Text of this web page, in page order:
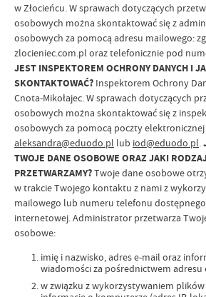
w Złocieńcu. W sprawach dotyczących
osobowych można skontaktować się z
osobowych za pomocą adresu mailowego:
zlocieniec.com.pl oraz telefonicznie pod
JEST INSPEKTOREM OCHRONY DANYCH I
SKONTAKTOWAĆ? Inspektorem Ochrony
Cnota-Mikołajec. W sprawach dotyczących
osobowych można skontaktować się z
osobowych za pomocą poczty
aleksandra@eduodo.pl lub iod@eduodo.pl
TWOJE DANE OSOBOWE ORAZ JAKI
PRZETWARZAMY?Twoje dane osobowe
w trakcie Twojego kontaktu z nami z
mailowego lub numeru telefonu
internetowej. Administrator przetwarza
osobowe:
imię i nazwisko, adres e-mail oraz
wiadomości za pośrednictwem adresu
w związku z wykorzystywaniem